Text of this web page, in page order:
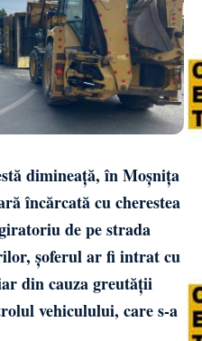
dimineață, în Moșnița
încărcată cu cherestea
de pe strada
șoferul ar fi intrat cu
din cauza greutății
vehiculului, care s-a